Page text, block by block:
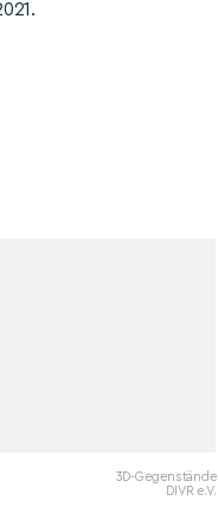
3D-Gegenstände
DIVR e.V.